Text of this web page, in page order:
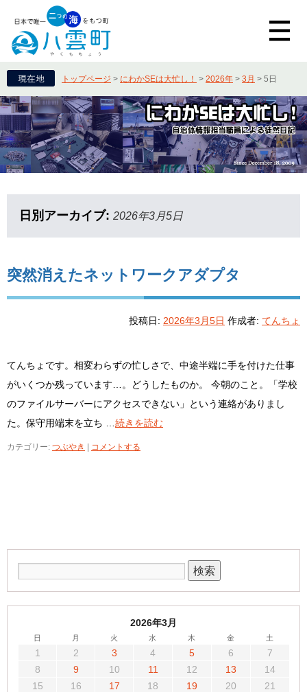
トップページ > にわかSEは大忙し！ > 2026年 > 3月 > 5日
日別アーカイブ: 2026年3月5日
突然消えたネットワークアダプタ
投稿日: 2026年3月5日 作成者: てんちょ
てんちょです。相変わらずの忙しさで、中途半端に手を付けた仕事
がいくつか残っています…。どうしたものか。 今朝のこと。「学校
のファイルサーバーにアクセスできない」という連絡がありまし
た。保守用端末を立ち … 続きを読む
カテゴリー: つぶやき コメントする
2026年3月
日 月 火 水 木 金 土
1 2 3 4 5 6
7
8
9 10 11 12 13
14
15
16 17 18 19 20
21